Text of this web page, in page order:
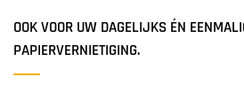
OOK VOOR UW DAGELIJKS ÉN
PAPIERVERNIETIGING.